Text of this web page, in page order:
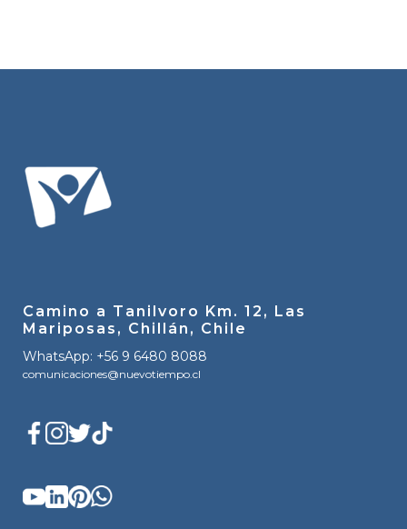
Camino a Tanilvoro Km. 12, Las
Mariposas, Chillán, Chile
WhatsApp: +56 9 6480 8088
comunicaciones@nuevotiempo.cl